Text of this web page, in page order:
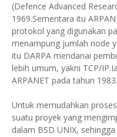
(Defence Advanced
1969.Sementara itu
protokol yang digunakan
menampung jumlah node
itu DARPA mendanai
lebih umum, yakni TCP/
ARPANET pada tahun 1983.
Untuk memudahkan
suatu proyek yang
dalam BSD UNIX,